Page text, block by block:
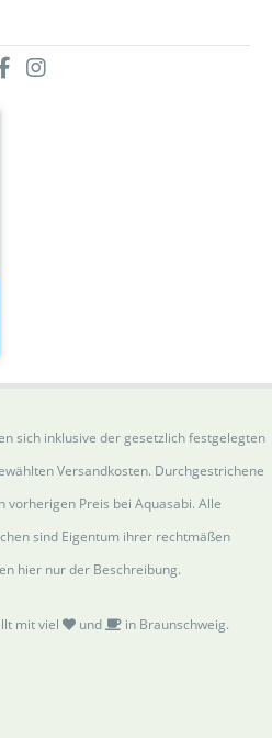
sich inklusive der gesetzlich festgelegten
Versandkosten. Durchgestrichene
vorherigen Preis bei Aquasabi. Alle
sind Eigentum ihrer rechtmäßen
hier nur der Beschreibung.
mit viel und in Braunschweig.